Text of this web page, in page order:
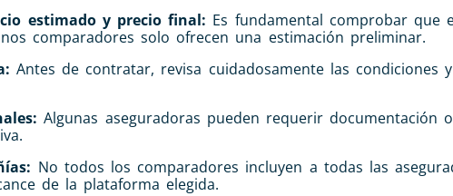
estimado y precio final: Es fundamental comprobar que
comparadores solo ofrecen una estimación preliminar.
Antes de contratar, revisa cuidadosamente las condiciones
Algunas aseguradoras pueden requerir documentación
No todos los comparadores incluyen a todas las
de la plataforma elegida.